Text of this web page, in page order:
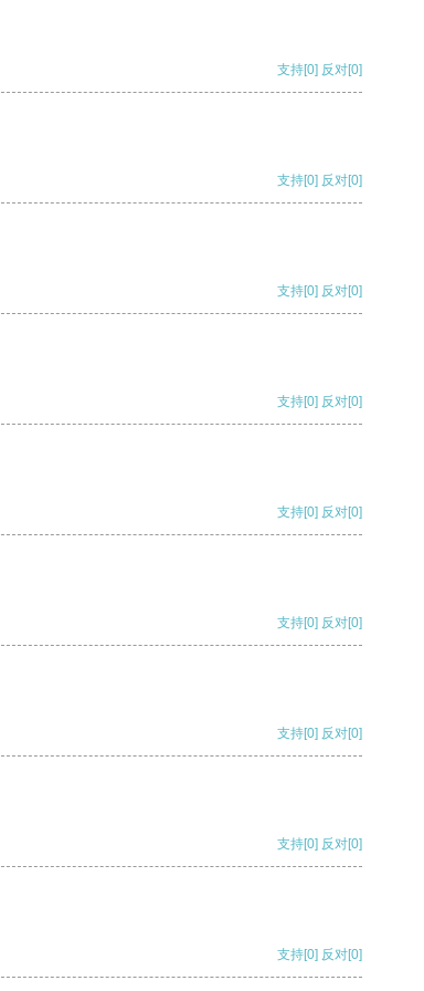
支持[0] 反对[0]
支持[0] 反对[0]
支持[0] 反对[0]
支持[0] 反对[0]
支持[0] 反对[0]
支持[0] 反对[0]
支持[0] 反对[0]
支持[0] 反对[0]
支持[0] 反对[0]